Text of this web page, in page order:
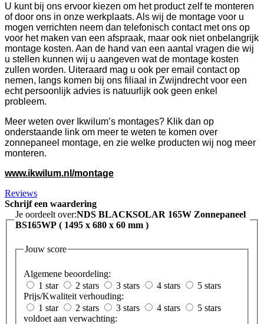
U kunt bij ons ervoor kiezen om het product zelf te monteren
of door ons in onze werkplaats. Als wij de montage voor u
mogen verrichten neem dan telefonisch contact met ons op
voor het maken van een afspraak, maar ook niet onbelangrijk
montage kosten. Aan de hand van een aantal vragen die wij
u stellen kunnen wij u aangeven wat de montage kosten
zullen worden. Uiteraard mag u ook per email contact op
nemen, langs komen bij ons filiaal in Zwijndrecht voor een
echt persoonlijk advies is natuurlijk ook geen enkel
probleem.
Meer weten over Ikwilum’s montages? Klik dan op
onderstaande link om meer te weten te komen over
zonnepaneel montage, en zie welke producten wij nog meer
monteren.
www.ikwilum.nl/montage
Reviews
Schrijf een waardering
Je oordeelt over:NDS BLACKSOLAR 165W Zonnepaneel
BS165WP ( 1495 x 680 x 60 mm )
Jouw score
Algemene beoordeling:
1 star
2 stars 3 stars 4 stars
5 stars
Prijs/Kwaliteit verhouding:
1 star
2 stars 3 stars 4 stars
5 stars
voldoet aan verwachting: